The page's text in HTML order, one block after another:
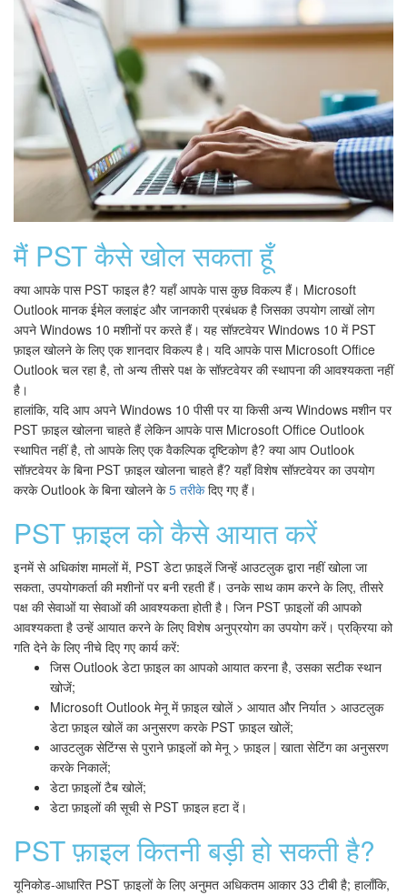
मैं PST कैसे खोल सकता हूँ
क्या आपके पास PST फाइल है? यहाँ आपके पास कुछ विकल्प हैं। Microsoft
Outlook मानक ईमेल क्लाइंट और जानकारी प्रबंधक है जिसका उपयोग लाखों लोग
अपने Windows 10 मशीनों पर करते हैं। यह सॉफ़्टवेयर Windows 10 में PST
फ़ाइल खोलने के लिए एक शानदार विकल्प है। यदि आपके पास Microsoft Office
Outlook चल रहा है, तो अन्य तीसरे पक्ष के सॉफ़्टवेयर की स्थापना की आवश्यकता नहीं
है।
हालांकि, यदि आप अपने Windows 10 पीसी पर या किसी अन्य Windows मशीन पर
PST फ़ाइल खोलना चाहते हैं लेकिन आपके पास Microsoft Office Outlook
स्थापित नहीं है, तो आपके लिए एक वैकल्पिक दृष्टिकोण है? क्या आप Outlook
सॉफ़्टवेयर के बिना PST फ़ाइल खोलना चाहते हैं? यहाँ विशेष सॉफ़्टवेयर का उपयोग
करके Outlook के बिना खोलने के5 तरीकेदिए गए हैं।
PST फ़ाइल को कैसे आयात करें
इनमें से अधिकांश मामलों में, PST डेटा फ़ाइलें जिन्हें आउटलुक द्वारा नहीं खोला जा
सकता, उपयोगकर्ता की मशीनों पर बनी रहती हैं। उनके साथ काम करने के लिए, तीसरे
पक्ष की सेवाओं या सेवाओं की आवश्यकता होती है। जिन PST फ़ाइलों की आपको
आवश्यकता है उन्हें आयात करने के लिए विशेष अनुप्रयोग का उपयोग करें। प्रक्रिया को
गति देने के लिए नीचे दिए गए कार्य करें:
जिस Outlook डेटा फ़ाइल का आपको आयात करना है, उसका सटीक स्थान
खोजें;
Microsoft Outlook मेनू में फ़ाइल खोलें > आयात और निर्यात > आउटलुक
डेटा फ़ाइल खोलें का अनुसरण करके PST फ़ाइल खोलें;
आउटलुक सेटिंग्स से पुराने फ़ाइलों को मेनू > फ़ाइल | खाता सेटिंग का अनुसरण
करके निकालें;
डेटा फ़ाइलों टैब खोलें;
डेटा फ़ाइलों की सूची से PST फ़ाइल हटा दें।
PST फ़ाइल कितनी बड़ी हो सकती है?
यूनिकोड-आधारित PST फ़ाइलों के लिए अनुमत अधिकतम आकार 33 टीबी है; हालाँकि,